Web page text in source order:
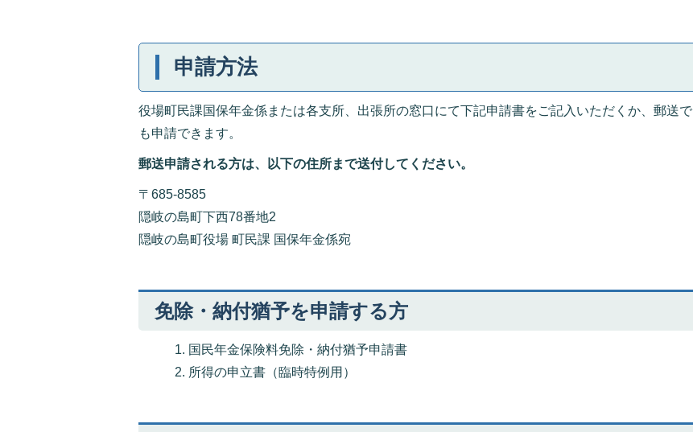
申請方法
役場町民課国保年金係または各支所、出張所の窓口にて下記申請書をご記入いただくか、郵送で
も申請できます。
郵送申請される方は、以下の住所まで送付してください。
〒685-8585
隠岐の島町下西78番地2
隠岐の島町役場 町民課 国保年金係宛
免除・納付猶予を申請する方
国民年金保険料免除・納付猶予申請書
所得の申立書（臨時特例用）